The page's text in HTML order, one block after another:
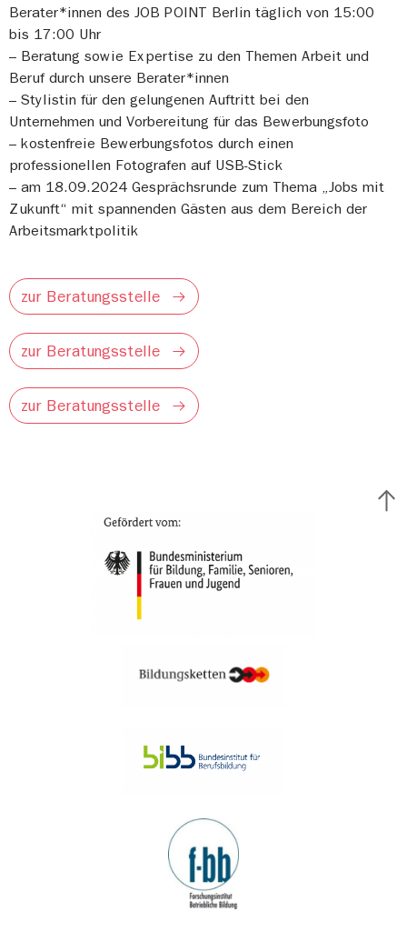
Berater*innen des JOB POINT Berlin täglich von 15:00
bis 17:00 Uhr
– Beratung sowie Expertise zu den Themen Arbeit und
Beruf durch unsere Berater*innen
– Stylistin für den gelungenen Auftritt bei den
Unternehmen und Vorbereitung für das Bewerbungsfoto
– kostenfreie Bewerbungsfotos durch einen
professionellen Fotografen auf USB-Stick
– am 18.09.2024 Gesprächsrunde zum Thema „Jobs mit
Zukunft“ mit spannenden Gästen aus dem Bereich der
Arbeitsmarktpolitik
zur Beratungsstelle
zur Beratungsstelle
zur Beratungsstelle